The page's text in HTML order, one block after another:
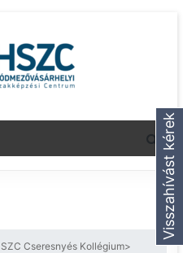
Cseresnyés Kollégium>
Visszahívást kérek